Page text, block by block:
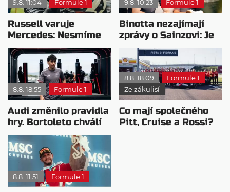
9.8. 11:04 Formule 1
Russell varuje
Mercedes: Nesmíme
usnout na vavřínech
9.8. 10:23 Formule 1
Binotta nezajímají
zprávy o Sainzovi: Je
to důkaz, že Audi
roste
8.8. 18:55 Formule 1
Audi změnilo pravidla
hry. Bortoleto chválí
nový tým i jeho
mentalitu
8.8. 18:09
Formule 1
Ze zákulisí
Co mají společného
Pitt, Cruise a Rossi?
8.8. 11:51 Formule 1